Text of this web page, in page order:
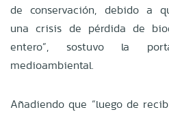
de conservación, debido a
una crisis de pérdida de
entero”, sostuvo la
medioambiental.
Añadiendo que “luego de